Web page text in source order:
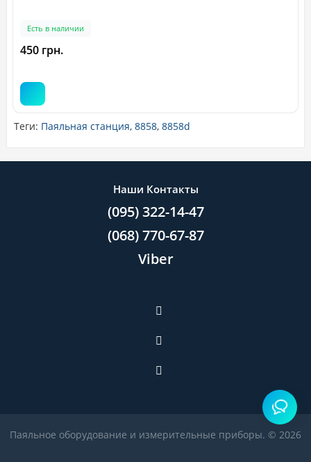
Есть в наличии
450 грн.
Теги: Паяльная станция, 8858, 8858d
Наши Контакты
(095) 322-14-47
(068) 770-67-87
Viber
Паяльное оборудование и измерительные приборы. © 2026